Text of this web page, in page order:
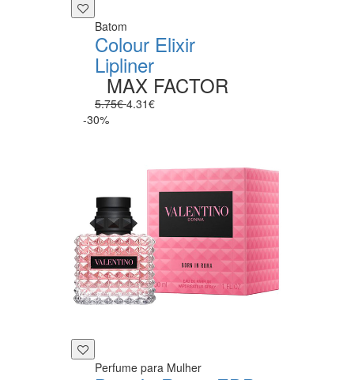
Batom
Colour Elixir
Lipliner
MAX FACTOR
5.75€4.31€
-30%
Perfume para Mulher